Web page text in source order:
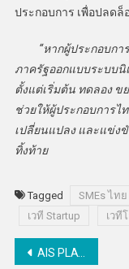
ประกอบการ เพื่อปลด
“หากผู้ประกอบก
ภาครัฐออกแบบระบบนิ
ตั้งแต่เริ่มต้น ทดลอง ข
ช่วยให้ผู้ประกอบการไ
เปลี่ยนแปลง และแข่ง
ทิ้งท้าย
Tagged SMEs ไทย
เวที Startup
เวที
แนะแนว
AIS PLAY ผนึก กกท. คว้าสิทธิ์ยิงสด “เอเชียนเกมส์ 2026” – “เอเชียนพาราเกมส์ 2026”ในฐานะ Official Broadcaster